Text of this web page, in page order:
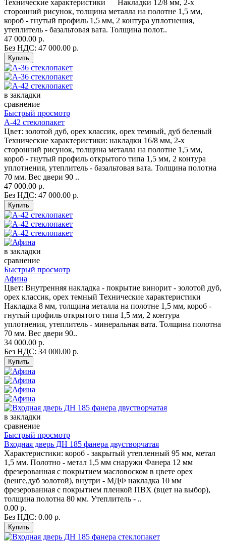
Технические характеристики Накладки 12/8 мм, 2-х
сторонний рисунок, толщина металла на полотне 1,5 мм,
короб - гнутый профиль 1,5 мм, 2 контура уплотнения,
утеплитель - базальтовая вата. Толщина полот..
47 000.00 р.
Без НДС: 47 000.00 р.
в закладки
сравнение
Быстрый просмотр
А-42 стеклопакет
Цвет: золотой дуб, орех классик, орех темный, дуб беленый
Технические характеристики: накладки 16/8 мм, 2-х
сторонний рисунок, толщина металла на полотне 1,5 мм,
короб - гнутый профиль открытого типа 1,5 мм, 2 контура
уплотнения, утеплитель - базальтовая вата. Толщина полотна
70 мм. Вес двери 90 ..
47 000.00 р.
Без НДС: 47 000.00 р.
в закладки
сравнение
Быстрый просмотр
Афина
Цвет: Внутренняя накладка - покрытие винорит - золотой дуб,
орех классик, орех темный Технические характеристики
Накладка 8 мм, толщина металла на полотне 1,5 мм, короб -
гнутый профиль открытого типа 1,5 мм, 2 контура
уплотнения, утеплитель - минеральная вата. Толщина полотна
70 мм. Вес двери 90..
34 000.00 р.
Без НДС: 34 000.00 р.
в закладки
сравнение
Быстрый просмотр
Входная дверь ДН 185 фанера двустворчатая
Характеристики: короб - закрытый утепленный 95 мм, метал
1,5 мм. Полотно - метал 1,5 мм снаружи Фанера 12 мм
фрезерованная с покрытием масловоском в цвете орех
(венге,дуб золотой), внутри - МДФ накладка 10 мм
фрезерованная с покрытием пленкой ПВХ (вцет на выбор),
толщина полотна 80 мм. Утеплитель - ..
0.00 р.
Без НДС: 0.00 р.